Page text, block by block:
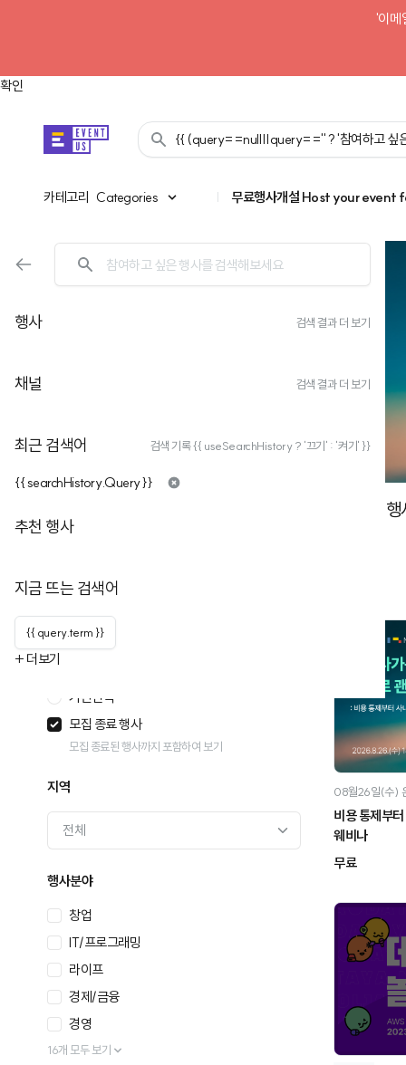
'이메
확인
{{ (query==null||query=='' ? '참여하고 싶
카테고리 Categories
카테고리 | 무료행사개설 Host your event
행사 검색 결과 더 보기
채널 검색 결과 더 보기
최근 검색어 검색 기록 {{ useSearchHistory ? '끄기' : '켜기' }}
{{ searchHistory.Query }}
추천 행사
지금 뜨는 검색어
{{ query.term }}
+ 더보기
모든날
오늘
이번주
기간선택
모집 종료 행사
모집 종료된 행사까지 포함하여 보기
지역
행사분야
창업
IT/프로그래밍
라이프
경제/금융
경영
16개 모두 보기
개의
08월26일(수)
비용 통제부
웨비나
무료